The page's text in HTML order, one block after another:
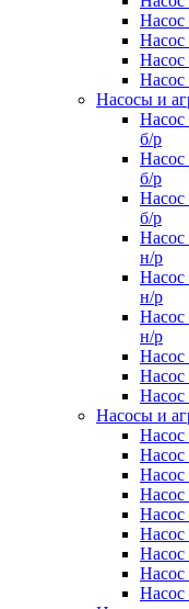
Насос
Насос
Насос
Насосы и
б/р
б/р
б/р
н/р
н/р
н/р
Насос
Насос
Насос
Насосы и
Насос
Насос
Насос
Насос
Насос
Насос
Насос
Насос
Насос